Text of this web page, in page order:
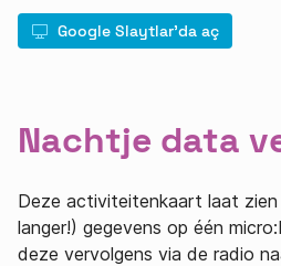
Google Slaytlar'da aç
Nachtje data
Deze activiteitenkaart laat
langer!) gegevens op één
deze vervolgens via de radio